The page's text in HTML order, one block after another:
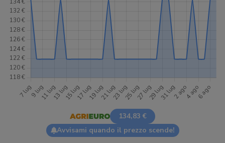
134,83 €
Avvisami quando il prezzo scende!